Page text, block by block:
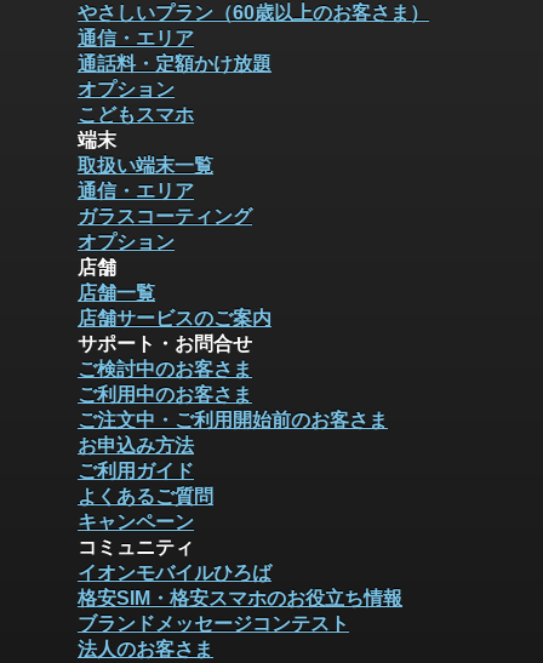
やさしいプラン（60歳以上のお客さま）
通信・エリア
通話料・定額かけ放題
オプション
こどもスマホ
端末
取扱い端末一覧
通信・エリア
ガラスコーティング
オプション
店舗
店舗一覧
店舗サービスのご案内
サポート・お問合せ
ご検討中のお客さま
ご利用中のお客さま
ご注文中・ご利用開始前のお客さま
お申込み方法
ご利用ガイド
よくあるご質問
キャンペーン
コミュニティ
イオンモバイルひろば
格安SIM・格安スマホのお役立ち情報
ブランドメッセージコンテスト
法人のお客さま